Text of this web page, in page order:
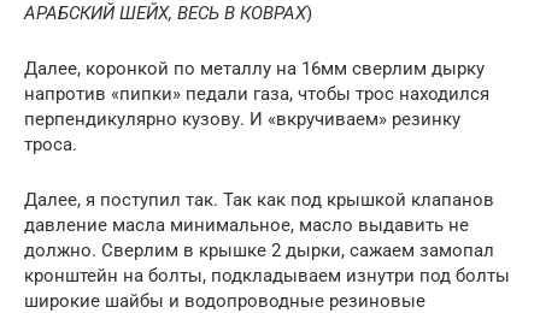
АРАБСКИЙ ШЕЙХ, ВЕСЬ В КОВРАХ)
Далее, коронкой по металлу на 16мм сверлим дырку
напротив «пипки» педали газа, чтобы трос находился
перпендикулярно кузову. И «вкручиваем» резинку
троса.
Далее, я поступил так. Так как под крышкой клапанов
давление масла минимальное, масло выдавить не
должно. Сверлим в крышке 2 дырки, сажаем замопал
кронштейн на болты, подкладываем изнутри под болты
широкие шайбы и водопроводные резиновые